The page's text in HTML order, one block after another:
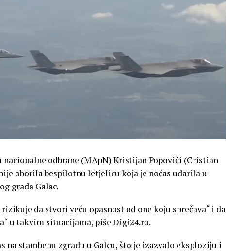
odbrane (MApN) Kristijan Popoviči (Cristian
oborila bespilotnu letjelicu koja je noćas udarila u
grada Galac.
da stvori veću opasnost od one koju sprečava“ i da
u takvim situacijama, piše Digi24.ro.
na stambenu zgradu u Galcu, što je izazvalo eksploziju i